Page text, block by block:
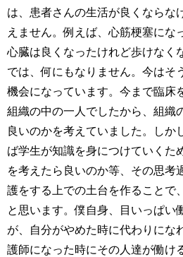
は、患者さんの生活が良くならな
えません。例えば、心筋梗塞にな
心臓は良くなったけれど歩けなく
では、何にもなりません。今はそ
機会になっています。今まで臨床
組織の中の一人でしたから、組織
良いのかを考えていました。しか
ば学生が知識を身につけていくた
を考えたら良いのか等、その思考
護をする上での土台を作ることで
と思います。僕自身、目いっぱい
が、自分がやめた時に代わりにな
護師になった時にその人達が働け